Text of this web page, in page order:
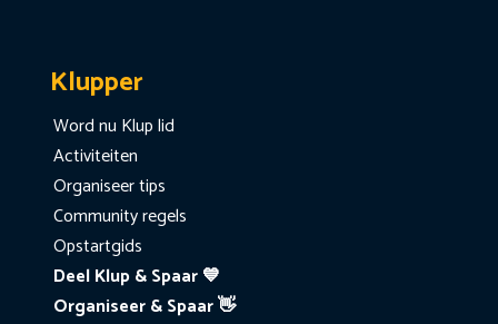
Klupper
Word nu Klup lid
Activiteiten
Organiseer tips
Community regels
Opstartgids
Deel Klup & Spaar 💙
Organiseer & Spaar 👋